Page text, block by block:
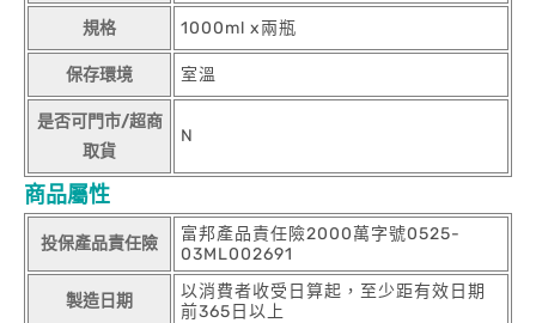
規格 1000ml x兩瓶
保存環境 室溫
是否可門市/超商
取貨
N
商品屬性
投保產品責任險
富邦產品責任險2000萬字號0525-
03ML002691
製造日期
以消費者收受日算起，至少距有效日期
前365日以上